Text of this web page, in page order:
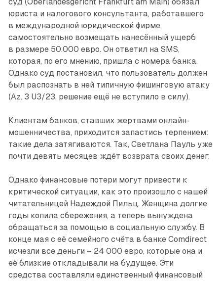
юриста и налогового консультанта, работавшего
в международной юридической фирме,
самостоятельно возмещать нанесённый ущерб
в размере 50.000 евро. Он ответил на SMS,
которая, по его мнению, пришла с номера банка.
Однако суд постановил, что пользователь должен
был распознать в ней типичную фишинговую атаку
(Az. 3 U3/23, решение ещё не вступило в силу).
Клиентам банков, ставших жертвами онлайн-
мошенничества, приходится запастись терпением:
такие дела затягиваются. Так, Светлана Пауль уже
почти девять месяцев ждёт возврата своих денег.
Однако финансовые потери могут привести к
критической ситуации, как это произошло с нашей
читательницей Надеждой Пильц. Женщина долгие
годы копила сбережения, а теперь вынуждена
обращаться за помощью в социальную службу. В
конце мая с её семейного счёта в банке Comdirect
исчезли все деньги – 24 000 евро, которые она и
её близкие откладывали на будущее. Эти
средства составляли единственный финансовый